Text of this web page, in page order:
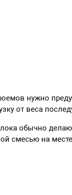
нужно
от веса
обычно
смесью на